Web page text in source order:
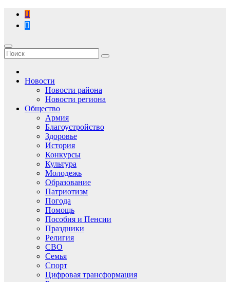
Перейти
содержимому
Новости
Новости района
Новости региона
Общество
Армия
Благоустройство
Здоровье
История
Конкурсы
Культура
Молодежь
Образование
Патриотизм
Погода
Помощь
Пособия и Пенсии
Праздники
Религия
СВО
Семья
Спорт
Цифровая трансформация